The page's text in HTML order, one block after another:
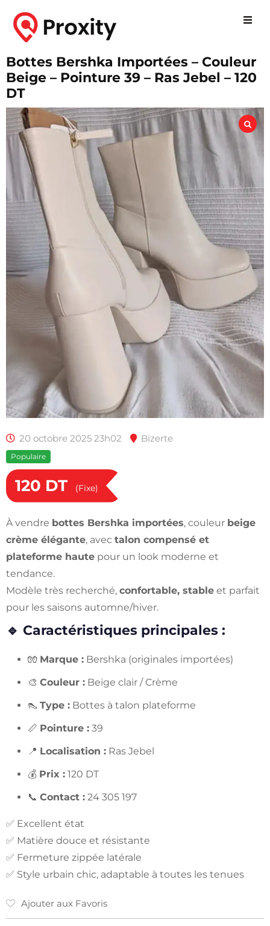
Bottes Bershka Importées – Couleur
Beige – Pointure 39 – Ras Jebel – 120
DT
20 octobre 2025 23h02 Bizerte
Populaire
120 DT (Fixe)
À vendre bottes Bershka importées, couleur beige
crème élégante, avec talon compensé et
plateforme haute pour un look moderne et
tendance.
Modèle très recherché, confortable, stable et parfait
pour les saisons automne/hiver.
🔹 Caractéristiques principales :
🧤 Marque : Bershka (originales importées)
🎨 Couleur : Beige clair / Crème
👠 Type : Bottes à talon plateforme
📏 Pointure : 39
📍 Localisation : Ras Jebel
💰 Prix : 120 DT
📞 Contact : 24 305 197
✅ Excellent état
✅ Matière douce et résistante
✅ Fermeture zippée latérale
✅ Style urbain chic, adaptable à toutes les tenues
Ajouter aux Favoris